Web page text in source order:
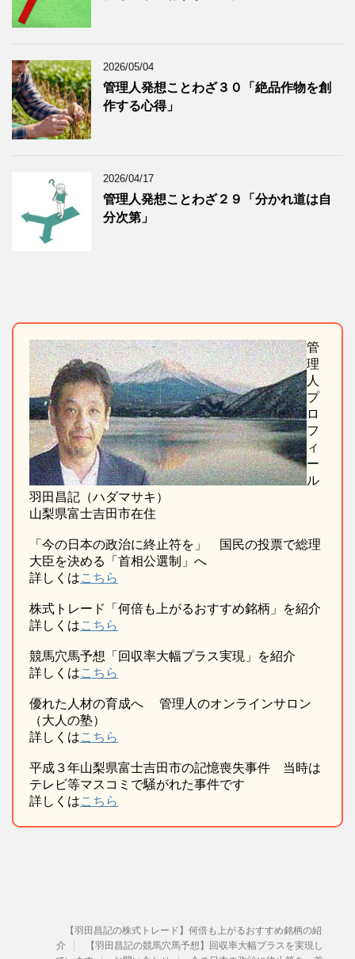
2026/05/04
管理人発想ことわざ３０「絶品作物を創
作する心得」
2026/04/17
管理人発想ことわざ２９「分かれ道は自
分次第」
管
理
人
プ
ロ
フ
ィ
ー
ル
羽田昌記（ハダマサキ）
山梨県富士吉田市在住
「今の日本の政治に終止符を」 国民の投票で総理
大臣を決める「首相公選制」へ
詳しくはこちら
株式トレード「何倍も上がるおすすめ銘柄」を紹介
詳しくはこちら
競馬穴馬予想「回収率大幅プラス実現」を紹介
詳しくはこちら
優れた人材の育成へ 管理人のオンラインサロン
（大人の塾）
詳しくはこちら
平成３年山梨県富士吉田市の記憶喪失事件 当時は
テレビ等マスコミで騒がれた事件です
詳しくはこちら
【羽田昌記の株式トレード】何倍も上がるおすすめ銘柄の紹
介
【羽田昌記の競馬穴馬予想】回収率大幅プラスを実現し